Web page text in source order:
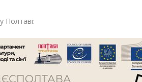
Полтаві: